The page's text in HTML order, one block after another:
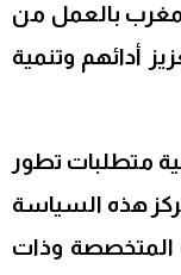
بالعمل من
أدائهم وتنمية
متطلبات تطور
تركز هذه السياسة
وذات